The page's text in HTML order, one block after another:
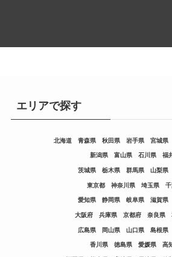
エリアで探す
北海道 青森県 秋田県 岩手県 宮城県
新潟県 富山県 石川県 福
茨城県 栃木県 群馬県 山梨県
東京都 神奈川県 埼玉県
愛知県 静岡県 岐阜県 滋賀県
大阪府 兵庫県 京都府 奈良県
広島県 岡山県 山口県 島根県
香川県 徳島県 愛媛県 高